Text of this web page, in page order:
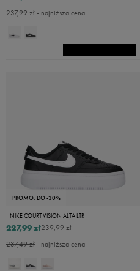
237,99 zł- najniższa cena
PROMO: DO -30%
NIKE COURT VISION ALTA LTR
239,99 zł
227,99 zł
237,49 zł- najniższa cena